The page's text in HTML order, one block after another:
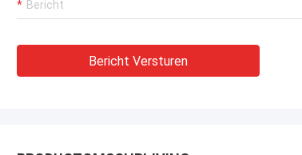
Bericht Versturen